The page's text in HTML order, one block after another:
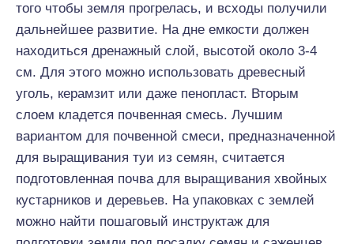
того чтобы земля прогрелась, и всходы получили
дальнейшее развитие. На дне емкости должен
находиться дренажный слой, высотой около 3-4
см. Для этого можно использовать древесный
уголь, керамзит или даже пенопласт. Вторым
слоем кладется почвенная смесь. Лучшим
вариантом для почвенной смеси, предназначенной
для выращивания туи из семян, считается
подготовленная почва для выращивания хвойных
кустарников и деревьев. На упаковках с землей
можно найти пошаговый инструктаж для